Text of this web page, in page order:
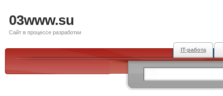
03www.su
Сайт в процессе разработки
IT-работа